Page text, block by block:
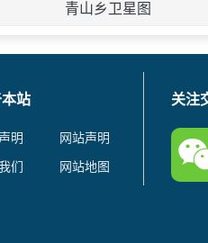
青山乡卫星图
站
明
网站声明
们
网站地图
关注